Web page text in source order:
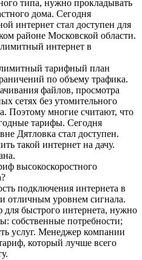
типа, нужно прокладывать
дома. Сегодня
интернет стал доступен для
районе Московской области.
интернет в
тарифный план
по объему трафика.
файлов, просмотра
сетях без утомительного
Поэтому многие считают, что
тарифы. Сегодня
Дятловка стал доступен.
такой интернет на дачу.
высокоскоростного
подключения интернета в
отличным уровнем сигнала.
быстрого интернета, нужно
собственные потребности;
услуг. Менеджер компании
который лучше всего